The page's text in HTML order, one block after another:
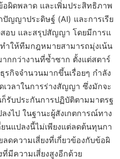
ผิดพลาด และเพิ่มประสิทธิภาพ
ญญาประดิษฐ์ (AI) และการเรีย
สอบ และสรุปสัญญา โดยมีการแ
ให้ทีมกฎหมายสามารถมุ่งเน้น
กกว่างานที่ซ้ำซาก ตั้งแต่สตาร์
กิจจำนวนมากขึ้นเรื่อยๆ กำลัง
วลาในการร่างสัญญา ซึ่งมักจะ
รับประกันการปฏิบัติตามมาตรฐ
งไป ในฐานะผู้สังเกตการณ์ทาง
นแปลงนี้ไม่เพียงแต่ลดต้นทุนกา
ดความเสี่ยงที่เกี่ยวข้องกับข้อผิ
มีความเสี่ยงสูงอีกด้วย